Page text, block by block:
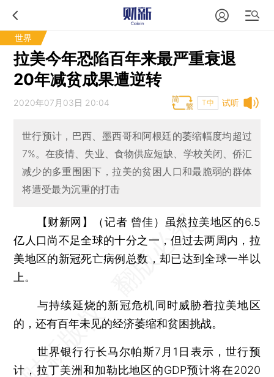
世界
拉美今年恐陷百年来最严重衰退
20年减贫成果遭逆转
试听
2020年07月03日 20:04 T中
世行预计，巴西、墨西哥和阿根廷的萎缩幅度均超过
7%。在疫情、失业、食物供应短缺、学校关闭、侨汇
减少的多重围困下，拉美的贫困人口和最脆弱的群体
将遭受最为沉重的打击
【财新网】（记者 曾佳）
虽然拉美地区的6.5
亿人口尚不足全球的十分之一，但过去两周内，拉
美地区的新冠死亡病例总数，却已达到全球一半以
上。
与持续延烧的新冠危机同时威胁着拉美地区
的，还有百年未见的经济萎缩和贫困挑战。
世界银行行长马尔帕斯7月1日表示，世行预
计，拉丁美洲和加勒比地区的GDP预计将在2020